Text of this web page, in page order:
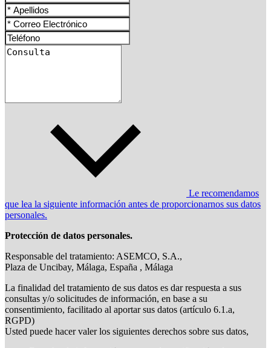
Le recomendamos
que lea la siguiente información antes de proporcionarnos sus datos
personales.
Protección de datos personales.
Responsable del tratamiento: ASEMCO, S.A.,
Plaza de Uncibay, Málaga, España , Málaga
La finalidad del tratamiento de sus datos es dar respuesta a sus
consultas y/o solicitudes de información, en base a su
consentimiento, facilitado al aportar sus datos (artículo 6.1.a,
RGPD)
Usted puede hacer valer los siguientes derechos sobre sus datos,